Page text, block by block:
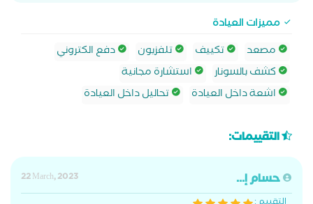
مميزات العيادة
مصعد
تكييف تلفزيون
دفع الكتروني
كشف بالسونار
استشارة مجانية
اشعة داخل العيادة
تحاليل داخل العيادة
التقييمات:
حسام إ...
22 March, 2023